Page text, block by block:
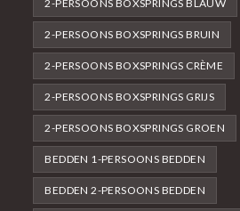
2-PERSOONS BOXSPRINGS BLAUW
2-PERSOONS BOXSPRINGS BRUIN
2-PERSOONS BOXSPRINGS CRÈME
2-PERSOONS BOXSPRINGS GRIJS
2-PERSOONS BOXSPRINGS GROEN
BEDDEN 1-PERSOONS BEDDEN
BEDDEN 2-PERSOONS BEDDEN